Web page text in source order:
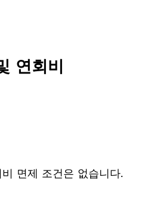
연회비
면제 조건은 없습니다.